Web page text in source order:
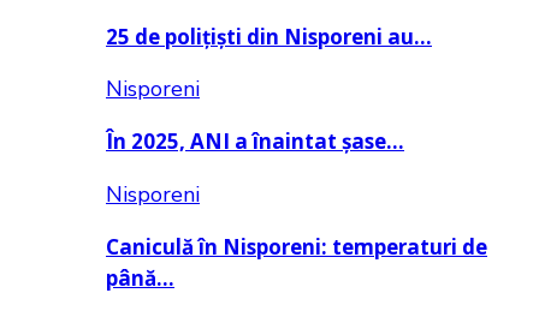
25 de polițiști din Nisporeni au…
Nisporeni
În 2025, ANI a înaintat șase…
Nisporeni
Caniculă în Nisporeni: temperaturi de
până…